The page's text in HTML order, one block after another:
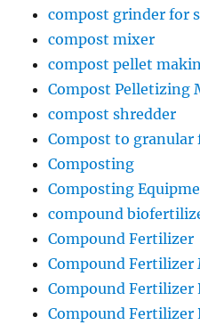
compost grinder for
compost mixer
compost pellet
Compost Pelletizing
compost shredder
Compost to
Composting
Composting
compound
Compound Fertilizer
Compound Fertilizer
Compound Fertilizer
Compound Fertilizer